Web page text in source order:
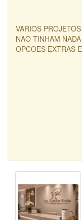
VARIOS
NAO TINHAM
OPCOES EXTRAS